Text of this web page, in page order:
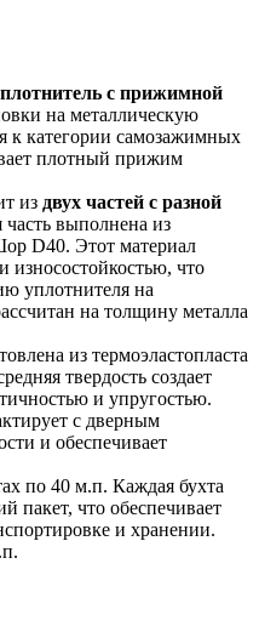
с прижимной
на металлическую
к категории самозажимных
плотный прижим
из двух частей с разной
выполнена из
D40. Этот материал
износостойкостью, что
уплотнителя на
на толщину металла
из термоэластопласта
твердость создает
и упругостью.
с дверным
и обеспечивает
по 40 м.п. Каждая бухта
пакет, что обеспечивает
и хранении.